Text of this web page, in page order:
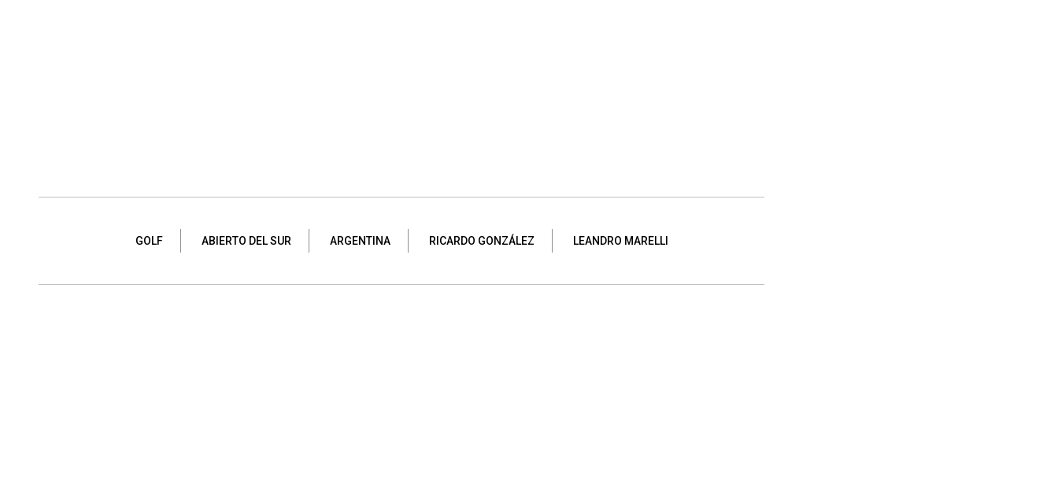
GOLF ABIERTO DEL SUR ARGENTINA RICARDO GONZÁLEZ LEANDRO MARELLI